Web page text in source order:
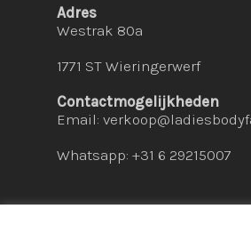
Adres
Westrak 80a
1771 ST Wieringerwerf
Contactmogelijkheden
Email:
Whatsapp: +31 6 29215007